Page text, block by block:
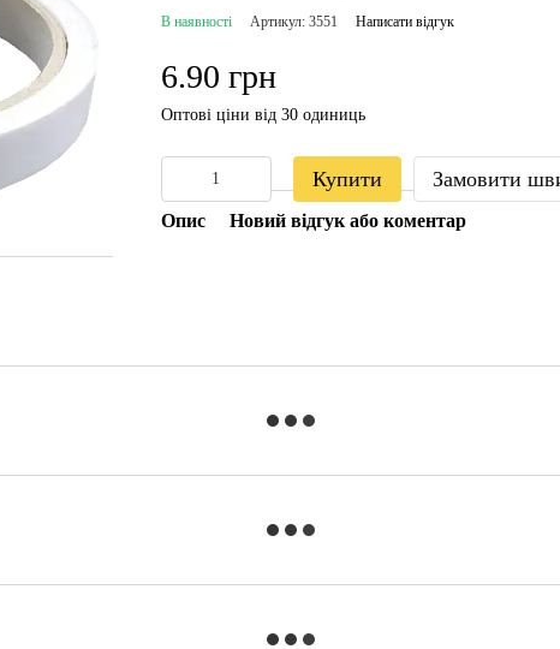
В наявності Артикул: 3551 Написати відгук
6.90 грн
Оптові ціни від 30 одиниць
Купити Замовити
Опис Новий відгук або коментар